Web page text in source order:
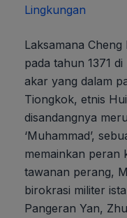
Lingkungan
Laksamana
pada tahun 1371
akar yang dalam
Tiongkok, etnis
disandangnya
‘Muhammad’,
memainkan peran
tawanan perang,
birokrasi militer
Pangeran Yan,